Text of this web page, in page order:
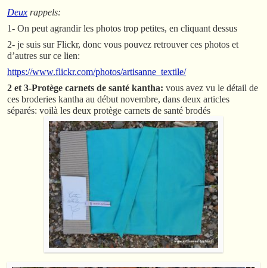
Deux rappels:
1- On peut agrandir les photos trop petites, en cliquant dessus
2- je suis sur Flickr, donc vous pouvez retrouver ces photos et
d’autres sur ce lien:
https://www.flickr.com/photos/artisanne_textile/
2 et 3-Protège carnets de santé kantha: vous avez vu le détail de
ces broderies kantha au début novembre, dans deux articles
séparés: voilà les deux protège carnets de santé brodés